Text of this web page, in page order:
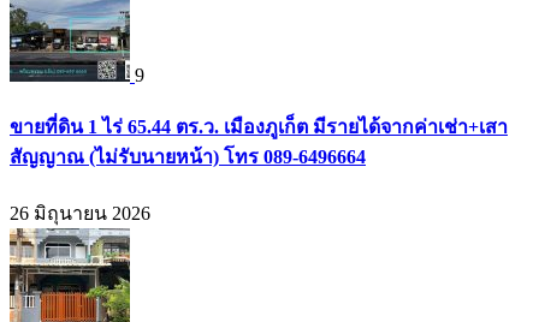
9
ขายที่ดิน 1 ไร่ 65.44 ตร.ว. เมืองภูเก็ต มีรายได้จากค่าเช่า+เสา
สัญญาณ (ไม่รับนายหน้า) โทร 089-6496664
26 มิถุนายน 2026